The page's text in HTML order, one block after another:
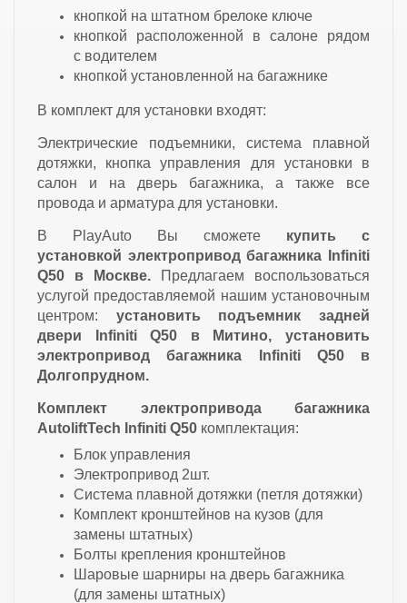
кнопкой на штатном брелоке ключе
кнопкой расположенной в салоне рядом
с водителем
кнопкой установленной на багажнике
В комплект для установки входят:
Электрические подъемники, система плавной
дотяжки, кнопка управления для установки в
салон и на дверь багажника, а также все
провода и арматура для установки.
В PlayAuto Вы сможете купить с
установкой электропривод багажника Infiniti
Q50 в Москве. Предлагаем воспользоваться
услугой предоставляемой нашим установочным
центром: установить подъемник задней
двери Infiniti Q50 в Митино, установить
электропривод багажника Infiniti Q50 в
Долгопрудном.
Комплект электропривода багажника
AutoliftTech Infiniti Q50 комплектация:
Блок управления
Электропривод 2шт.
Система плавной дотяжки (петля дотяжки)
Комплект кронштейнов на кузов (для
замены штатных)
Болты крепления кронштейнов
Шаровые шарниры на дверь багажника
(для замены штатных)